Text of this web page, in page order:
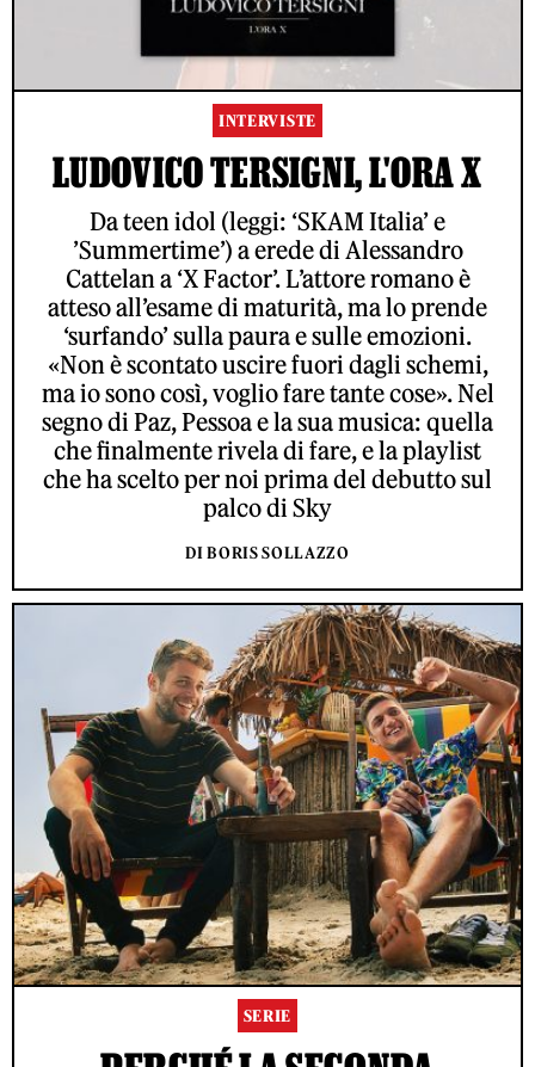
INTERVISTE
LUDOVICO TERSIGNI, L'ORA X
Da teen idol (leggi: ‘SKAM Italia’ e
’Summertime’) a erede di Alessandro
Cattelan a ‘X Factor’. L’attore romano è
atteso all’esame di maturità, ma lo prende
‘surfando’ sulla paura e sulle emozioni.
«Non è scontato uscire fuori dagli schemi,
ma io sono così, voglio fare tante cose». Nel
segno di Paz, Pessoa e la sua musica: quella
che finalmente rivela di fare, e la playlist
che ha scelto per noi prima del debutto sul
palco di Sky
DI BORIS SOLLAZZO
SERIE